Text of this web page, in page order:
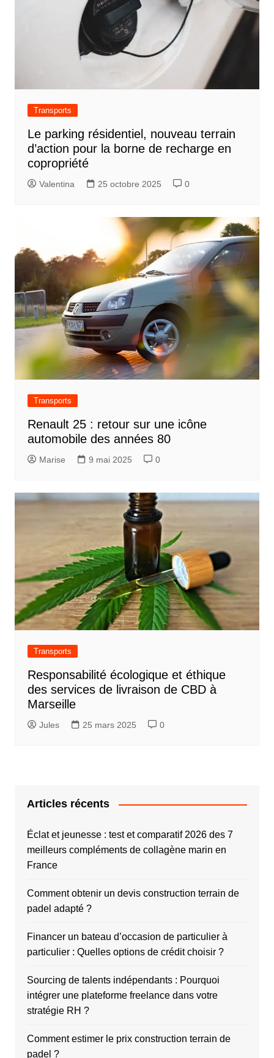
Transports
Le parking résidentiel, nouveau terrain
d’action pour la borne de recharge en
copropriété
Valentina 25 octobre 2025 0
Transports
Renault 25 : retour sur une icône
automobile des années 80
Marise 9 mai 2025 0
Transports
Responsabilité écologique et éthique
des services de livraison de CBD à
Marseille
Jules 25 mars 2025 0
Articles récents
Éclat et jeunesse : test et comparatif 2026 des 7
meilleurs compléments de collagène marin en
France
Comment obtenir un devis construction terrain de
padel adapté ?
Financer un bateau d’occasion de particulier à
particulier : Quelles options de crédit choisir ?
Sourcing de talents indépendants : Pourquoi
intégrer une plateforme freelance dans votre
stratégie RH ?
Comment estimer le prix construction terrain de
padel ?